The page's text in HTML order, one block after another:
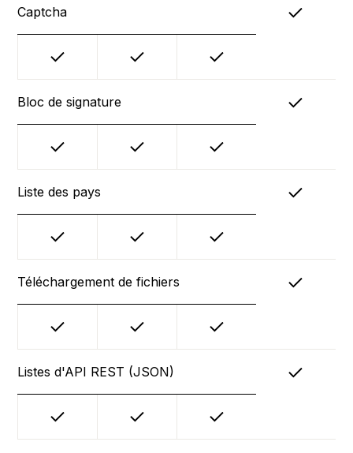
Captcha
Bloc de signature
Liste des pays
Téléchargement de fichiers
Listes d'API REST (JSON)